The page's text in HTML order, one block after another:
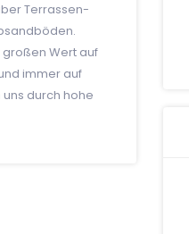
Terrassen-
Wert auf
immer auf
durch hohe